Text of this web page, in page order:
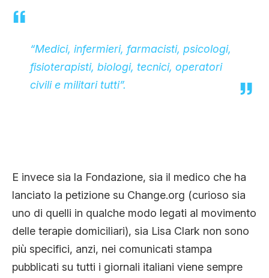
“Medici, infermieri, farmacisti, psicologi,
fisioterapisti, biologi, tecnici, operatori
civili e militari tutti”.
E invece sia la Fondazione, sia il medico che ha
lanciato la petizione su Change.org (curioso sia
uno di quelli in qualche modo legati al movimento
delle terapie domiciliari), sia Lisa Clark non sono
più specifici, anzi, nei comunicati stampa
pubblicati su tutti i giornali italiani viene sempre